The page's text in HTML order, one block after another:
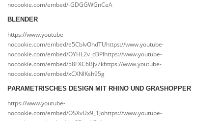
nocookie.com/embed/-GDGGWGnCeA
BLENDER
https://www.youtube-
nocookie.com/embed/e5CbIvOhdTUhttps://www.youtube-
nocookie.com/embed/OYHL2v_d3PIhttps://www.youtube-
nocookie.com/embed/58FXC6Bjv7khttps://www.youtube-
nocookie.com/embed/xCXNlKsh95g
PARAMETRISCHES DESIGN MIT RHINO UND GRASHOPPER
https://www.youtube-
nocookie.com/embed/OSXvUx9_1Johttps://www.youtube-